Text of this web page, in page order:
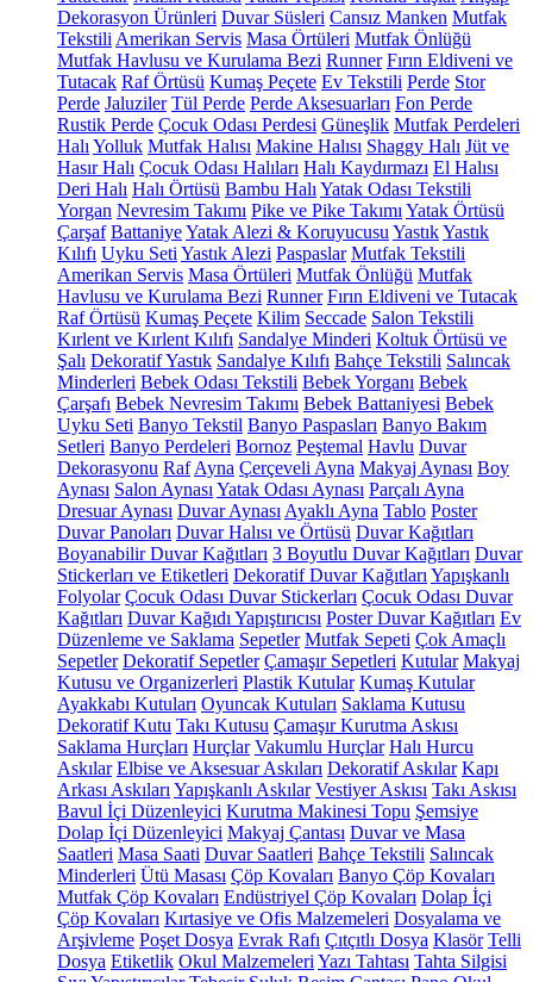
Dekorasyon Ürünleri Duvar Süsleri Cansız Manken Mutfak
Tekstili Amerikan Servis Masa Örtüleri Mutfak Önlüğü
Mutfak Havlusu ve Kurulama Bezi Runner Fırın Eldiveni ve
Tutacak Raf Örtüsü Kumaş Peçete Ev Tekstili Perde Stor
Perde Jaluziler Tül Perde Perde Aksesuarları Fon Perde
Rustik Perde Çocuk Odası Perdesi Güneşlik Mutfak Perdeleri
Halı Yolluk Mutfak Halısı Makine Halısı Shaggy Halı Jüt ve
Hasır Halı Çocuk Odası Halıları Halı Kaydırmazı El Halısı
Deri Halı Halı Örtüsü Bambu Halı Yatak Odası Tekstili
Yorgan Nevresim Takımı Pike ve Pike Takımı Yatak Örtüsü
Çarşaf BattaniyeYatak Alezi & Koruyucusu YastıkYastık
Kılıfı Uyku Seti Yastık Alezi Paspaslar Mutfak Tekstili
Amerikan Servis Masa Örtüleri Mutfak Önlüğü Mutfak
Havlusu ve Kurulama Bezi Runner Fırın Eldiveni ve Tutacak
Raf Örtüsü Kumaş Peçete Kilim Seccade Salon Tekstili
Kırlent ve Kırlent Kılıfı Sandalye Minderi Koltuk Örtüsü ve
Şalı Dekoratif Yastık Sandalye Kılıfı Bahçe Tekstili Salıncak
Minderleri Bebek Odası Tekstili Bebek Yorganı Bebek
Çarşafı Bebek Nevresim Takımı Bebek Battaniyesi Bebek
Uyku Seti Banyo Tekstil Banyo Paspasları Banyo Bakım
Setleri Banyo Perdeleri Bornoz Peştemal Havlu Duvar
Dekorasyonu Raf Ayna Çerçeveli Ayna Makyaj Aynası Boy
Aynası Salon Aynası Yatak Odası Aynası Parçalı Ayna
Dresuar Aynası Duvar Aynası Ayaklı Ayna Tablo Poster
Duvar Panoları Duvar Halısı ve Örtüsü Duvar Kağıtları
Boyanabilir Duvar Kağıtları 3 Boyutlu Duvar Kağıtları Duvar
Stickerları ve Etiketleri Dekoratif Duvar Kağıtları Yapışkanlı
Folyolar Çocuk Odası Duvar Stickerları Çocuk Odası Duvar
Kağıtları Duvar Kağıdı Yapıştırıcısı Poster Duvar Kağıtları Ev
Düzenleme ve Saklama Sepetler Mutfak Sepeti Çok Amaçlı
Sepetler Dekoratif Sepetler Çamaşır Sepetleri Kutular Makyaj
Kutusu ve Organizerleri Plastik Kutular Kumaş Kutular
Ayakkabı Kutuları Oyuncak Kutuları Saklama Kutusu
Dekoratif Kutu Takı Kutusu Çamaşır Kurutma Askısı
Saklama Hurçları Hurçlar Vakumlu Hurçlar Halı Hurcu
Askılar Elbise ve Aksesuar Askıları Dekoratif Askılar Kapı
Arkası Askıları Yapışkanlı Askılar Vestiyer Askısı Takı Askısı
Bavul İçi Düzenleyici Kurutma Makinesi Topu Şemsiye
Dolap İçi Düzenleyici Makyaj Çantası Duvar ve Masa
Saatleri Masa Saati Duvar Saatleri Bahçe Tekstili Salıncak
Minderleri Ütü Masası Çöp Kovaları Banyo Çöp Kovaları
Mutfak Çöp Kovaları Endüstriyel Çöp Kovaları Dolap İçi
Çöp Kovaları Kırtasiye ve Ofis Malzemeleri Dosyalama ve
Arşivleme Poşet Dosya Evrak Rafı Çıtçıtlı Dosya Klasör Telli
Dosya Etiketlik Okul Malzemeleri Yazı Tahtası Tahta Silgisi